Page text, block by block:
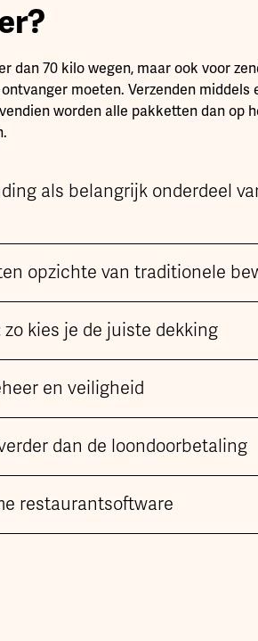
dan 70 kilo wegen, maar ook voor
moeten. Verzenden middels
worden alle pakketten dan op
als belangrijk onderdeel
opzichte van traditionele
kies je de juiste dekking
en veiligheid
dan de loondoorbetaling
restaurantsoftware